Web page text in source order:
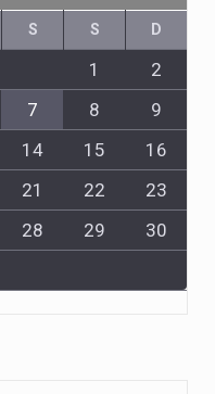
S S D
1
2
7 8
9
14 15
16
21 22
23
28 29
30